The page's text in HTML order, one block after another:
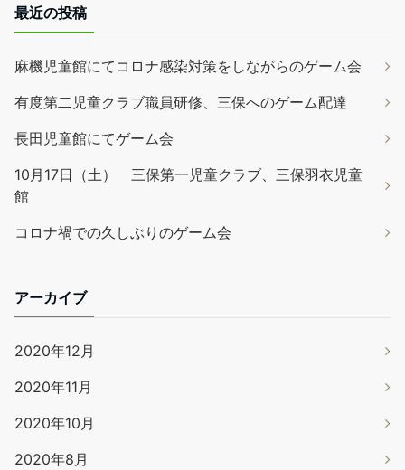
最近の投稿
麻機児童館にてコロナ感染対策をしながらのゲーム会
有度第二児童クラブ職員研修、三保へのゲーム配達
長田児童館にてゲーム会
10月17日（土） 三保第一児童クラブ、三保羽衣児童
館
コロナ禍での久しぶりのゲーム会
アーカイブ
2020年12月
2020年11月
2020年10月
2020年8月